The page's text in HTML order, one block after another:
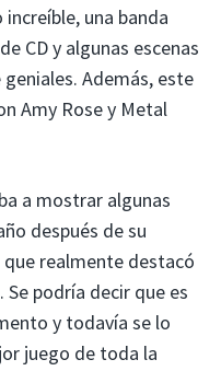
una banda
CD y algunas escenas
Además, este
Amy Rose y Metal
a mostrar algunas
después de su
realmente destacó
podría decir que es
y todavía se lo
juego de toda la